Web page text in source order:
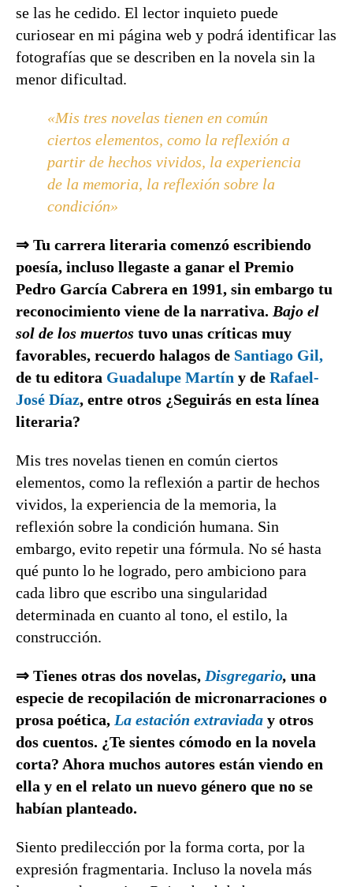
se las he cedido. El lector inquieto puede
curiosear en mi página web y podrá identificar las
fotografías que se describen en la novela sin la
menor dificultad.
«Mis tres novelas tienen en común
ciertos elementos, como la reflexión a
partir de hechos vividos, la experiencia
de la memoria, la reflexión sobre la
condición»
⇒ Tu carrera literaria comenzó escribiendo
poesía, incluso llegaste a ganar el Premio
Pedro García Cabrera en 1991, sin embargo tu
reconocimiento viene de la narrativa. Bajo el
sol de los muertos tuvo unas críticas muy
favorables, recuerdo halagos de Santiago Gil,
de tu editora Guadalupe Martín y de Rafael-
José Díaz, entre otros ¿Seguirás en esta línea
literaria?
Mis tres novelas tienen en común ciertos
elementos, como la reflexión a partir de hechos
vividos, la experiencia de la memoria, la
reflexión sobre la condición humana. Sin
embargo, evito repetir una fórmula. No sé hasta
qué punto lo he logrado, pero ambiciono para
cada libro que escribo una singularidad
determinada en cuanto al tono, el estilo, la
construcción.
⇒ Tienes otras dos novelas, Disgregario, una
especie de recopilación de micronarraciones o
prosa poética, La estación extraviada y otros
dos cuentos. ¿Te sientes cómodo en la novela
corta? Ahora muchos autores están viendo en
ella y en el relato un nuevo género que no se
habían planteado.
Siento predilección por la forma corta, por la
expresión fragmentaria. Incluso la novela más